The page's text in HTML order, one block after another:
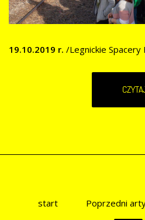
19.10.2019 r. /Legnickie
start Poprzedni